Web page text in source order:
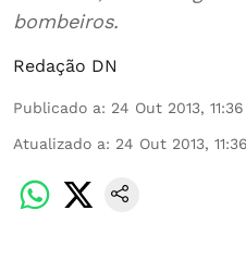
bombeiros.
Redação DN
Publicado a: 24 Out 2013, 11:36
Atualizado a: 24 Out 2013, 11:36